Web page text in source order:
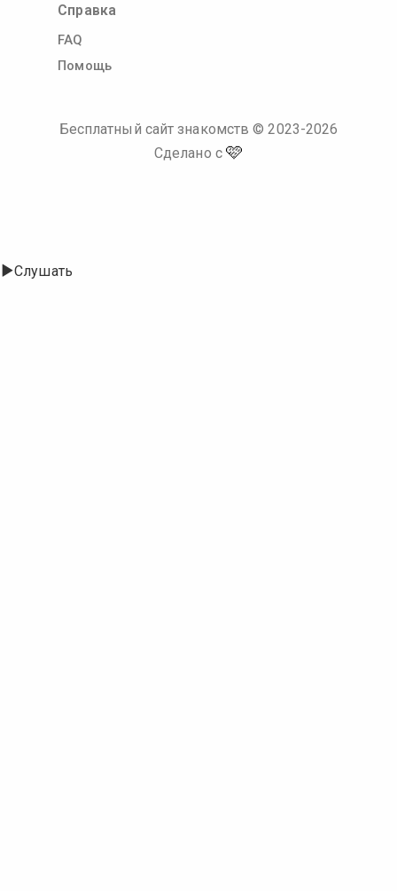
Справка
FAQ
Помощь
Бесплатный сайт знакомств © 2023-2026
Сделано с 🩷
Слушать